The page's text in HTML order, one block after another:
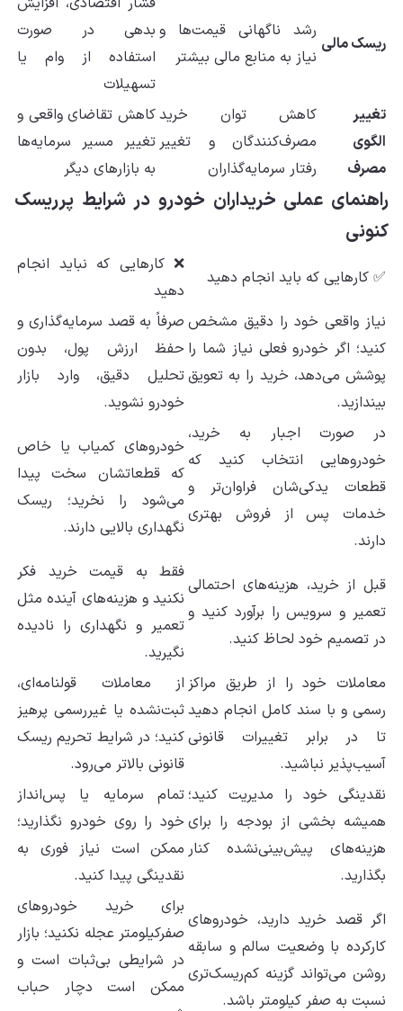
ریسک مالی
رشد ناگهانی قیمت‌ها و
نیاز به منابع مالی بیشتر
بدهی در صورت
استفاده از وام یا
تسهیلات
تغییر
الگوی
مصرف
کاهش توان خرید
مصرف‌کنندگان و تغییر
رفتار سرمایه‌گذاران
کاهش تقاضای واقعی و
تغییر مسیر سرمایه‌ها
به بازارهای دیگر
راهنمای عملی خریداران خودرو در شرایط پرریسک
کنونی
✅ کارهایی که باید انجام دهید
❌ کارهایی که نباید انجام
دهید
نیاز واقعی خود را دقیق مشخص
کنید؛ اگر خودرو فعلی نیاز شما را
پوشش می‌دهد، خرید را به تعویق
بیندازید.
صرفاً به قصد سرمایه‌گذاری و
حفظ ارزش پول، بدون
تحلیل دقیق، وارد بازار
خودرو نشوید.
در صورت اجبار به خرید،
خودروهایی انتخاب کنید که
قطعات یدکی‌شان فراوان‌تر و
خدمات پس از فروش بهتری
دارند.
خودروهای کمیاب یا خاص
که قطعاتشان سخت پیدا
می‌شود را نخرید؛ ریسک
نگهداری بالایی دارند.
قبل از خرید، هزینه‌های احتمالی
تعمیر و سرویس را برآورد کنید و
در تصمیم خود لحاظ کنید.
فقط به قیمت خرید فکر
نکنید و هزینه‌های آینده مثل
تعمیر و نگهداری را نادیده
نگیرید.
معاملات خود را از طریق مراکز
رسمی و با سند کامل انجام دهید
تا در برابر تغییرات قانونی
آسیب‌پذیر نباشید.
از معاملات قولنامه‌ای،
ثبت‌نشده یا غیررسمی پرهیز
کنید؛ در شرایط تحریم ریسک
قانونی بالاتر می‌رود.
نقدینگی خود را مدیریت کنید؛
همیشه بخشی از بودجه را برای
هزینه‌های پیش‌بینی‌نشده کنار
بگذارید.
تمام سرمایه یا پس‌انداز
خود را روی خودرو نگذارید؛
ممکن است نیاز فوری به
نقدینگی پیدا کنید.
اگر قصد خرید دارید، خودروهای
کارکرده با وضعیت سالم و سابقه
روشن می‌تواند گزینه کم‌ریسک‌تری
نسبت به صفر کیلومتر باشد.
برای خرید خودروهای
صفرکیلومتر عجله نکنید؛ بازار
در شرایطی بی‌ثبات است و
ممکن است دچار حباب